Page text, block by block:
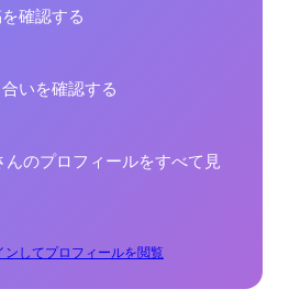
確認する
いを確認する
んのプロフィールをすべて見
ンしてプロフィールを閲覧